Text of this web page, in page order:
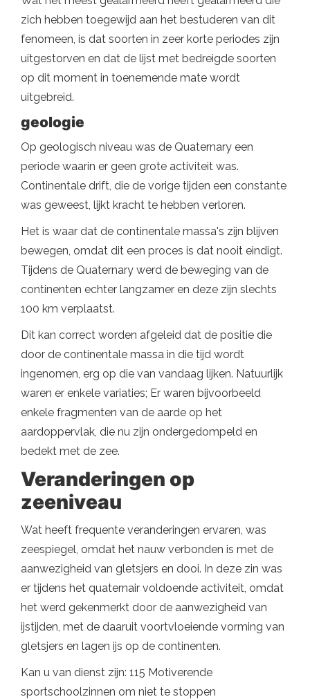
zich hebben toegewijd aan het bestuderen van dit
fenomeen, is dat soorten in zeer korte periodes zijn
uitgestorven en dat de lijst met bedreigde soorten
op dit moment in toenemende mate wordt
uitgebreid.
geologie
Op geologisch niveau was de Quaternary een
periode waarin er geen grote activiteit was.
Continentale drift, die de vorige tijden een constante
was geweest, lijkt kracht te hebben verloren.
Het is waar dat de continentale massa's zijn blijven
bewegen, omdat dit een proces is dat nooit eindigt.
Tijdens de Quaternary werd de beweging van de
continenten echter langzamer en deze zijn slechts
100 km verplaatst.
Dit kan correct worden afgeleid dat de positie die
door de continentale massa in die tijd wordt
ingenomen, erg op die van vandaag lijken. Natuurlijk
waren er enkele variaties; Er waren bijvoorbeeld
enkele fragmenten van de aarde op het
aardoppervlak, die nu zijn ondergedompeld en
bedekt met de zee.
Veranderingen op
zeeniveau
Wat heeft frequente veranderingen ervaren, was
zeespiegel, omdat het nauw verbonden is met de
aanwezigheid van gletsjers en dooi. In deze zin was
er tijdens het quaternair voldoende activiteit, omdat
het werd gekenmerkt door de aanwezigheid van
ijstijden, met de daaruit voortvloeiende vorming van
gletsjers en lagen ijs op de continenten.
Kan u van dienst zijn: 115 Motiverende
sportschoolzinnen om niet te stoppen